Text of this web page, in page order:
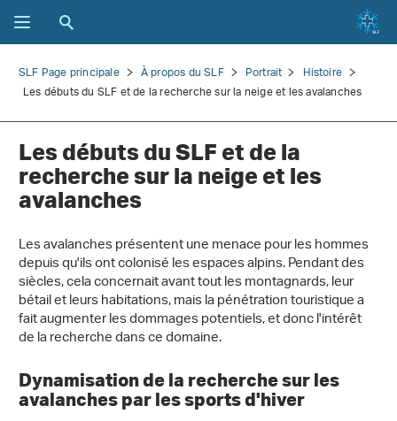
SLF Page principale À propos du SLF Portrait
Histoire
Les débuts du SLF et de la recherche sur la neige et les avalanches
Les débuts du SLF et de la
recherche sur la neige et les
avalanches
Les avalanches présentent une menace pour les hommes
depuis qu'ils ont colonisé les espaces alpins. Pendant des
siècles, cela concernait avant tout les montagnards, leur
bétail et leurs habitations, mais la pénétration touristique a
fait augmenter les dommages potentiels, et donc l'intérêt
de la recherche dans ce domaine.
Dynamisation de la recherche sur les
avalanches par les sports d'hiver